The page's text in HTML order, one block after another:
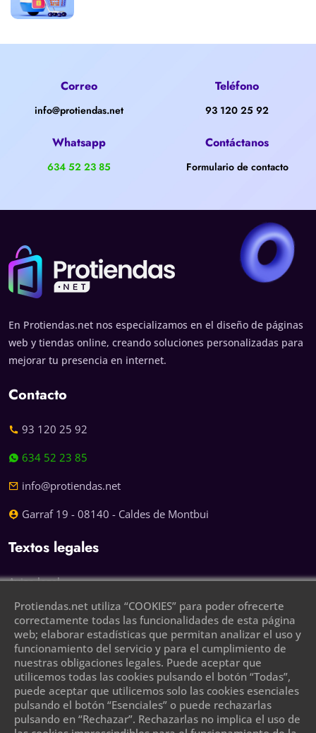
Correo
info@protiendas.net
Teléfono
93 120 25 92
Whatsapp
634 52 23 85
Contáctanos
Formulario de contacto
En Protiendas.net nos especializamos en el diseño de páginas
web y tiendas online, creando soluciones personalizadas para
mejorar tu presencia en internet.
Contacto
93 120 25 92
634 52 23 85
info@protiendas.net
Garraf 19 - 08140 - Caldes de Montbui
Textos legales
Aviso legal
Política de privacidad
Política de cookies
Deja tu teléfono y te llamaremos
Protiendas.net utiliza “COOKIES” para poder ofrecerte
correctamente todas las funcionalidades de esta página
web; elaborar estadísticas que permitan analizar el uso y
funcionamiento del servicio y para el cumplimiento de
nuestras obligaciones legales. Puede aceptar que
utilicemos todas las cookies pulsando el botón “Todas”,
puede aceptar que utilicemos solo las cookies esenciales
pulsando el botón “Esenciales” o puede rechazarlas
pulsando en “Rechazar”. Rechazarlas no implica el uso de